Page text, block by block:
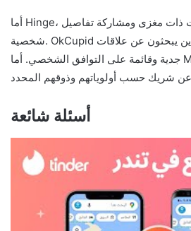
أما Hinge، فيتميز بإجراء محادثات ذات مغزى ومشاركة تفاصيل
شخصية. OkCupid يُعد منصة مثالية لأولئك الذين يبحثون عن علاقات
جدية وقائمة على التوافق الشخصي. أما Match.com فهو تطبيق
أسئلة شائعة